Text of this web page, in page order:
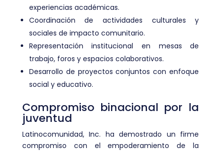
experiencias académicas.
Coordinación de actividades culturales y
sociales de impacto comunitario.
Representación institucional en mesas de
trabajo, foros y espacios colaborativos.
Desarrollo de proyectos conjuntos con enfoque
social y educativo.
Compromiso binacional por la
juventud
Latinocomunidad, Inc. ha demostrado un firme
compromiso con el empoderamiento de la